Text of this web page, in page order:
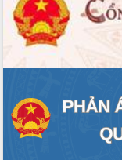
Đắk Lắk sơ kết 4 năm
hiện Đề án 06 của Chính
Họp báo thông tin về Hội
Quy hoạch và Xúc tiến đầu
Khơi thông điểm nghẽn, đẩy
giải ngân vốn khắc phục
HĐND tỉnh thông qua điều
hoạch tỉnh thời kỳ 2021-2030